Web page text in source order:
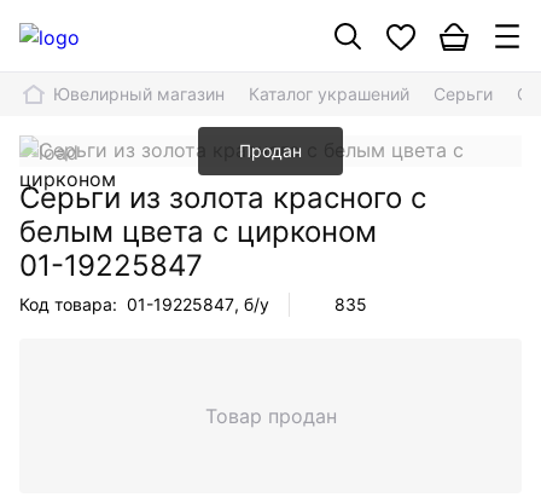
Ювелирный магазин Каталог украшений Серьги
Продан
Серьги из золота красного с
белым цвета с цирконом
01-19225847
Код товара: 01-19225847, б/у 835
Товар продан